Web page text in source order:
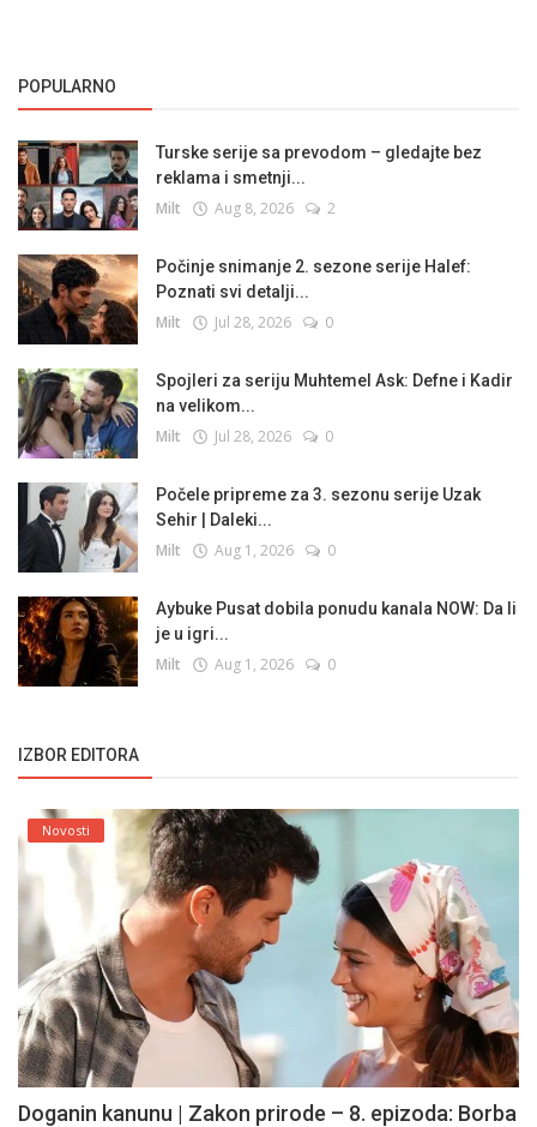
POPULARNO
Turske serije sa prevodom – gledajte bez
reklama i smetnji...
Milt Aug 8, 2026 2
Počinje snimanje 2. sezone serije Halef:
Poznati svi detalji...
Milt Jul 28, 2026 0
Spojleri za seriju Muhtemel Ask: Defne i Kadir
na velikom...
Milt Jul 28, 2026 0
Počele pripreme za 3. sezonu serije Uzak
Sehir | Daleki...
Milt Aug 1, 2026 0
Aybuke Pusat dobila ponudu kanala NOW: Da li
je u igri...
Milt Aug 1, 2026 0
IZBOR EDITORA
Novosti
Doganin kanunu | Zakon prirode – 8. epizoda: Borba